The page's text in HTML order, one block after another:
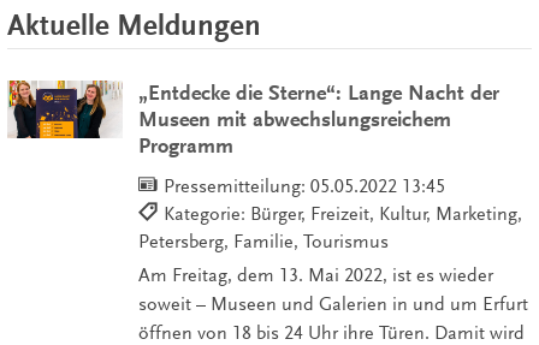
Aktuelle Meldungen
„Entdecke die Sterne“: Lange Nacht der
Museen mit abwechslungsreichem
Programm
Pressemitteilung: 05.05.2022 13:45
Kategorie: Bürger, Freizeit, Kultur, Marketing,
Petersberg, Familie, Tourismus
Am Freitag, dem 13. Mai 2022, ist es wieder
soweit – Museen und Galerien in und um Erfurt
öffnen von 18 bis 24 Uhr ihre Türen. Damit wird